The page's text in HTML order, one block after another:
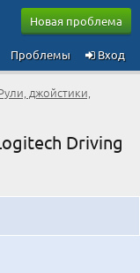
Новая проблема
Вход
Проблемы
джойстики,
Driving